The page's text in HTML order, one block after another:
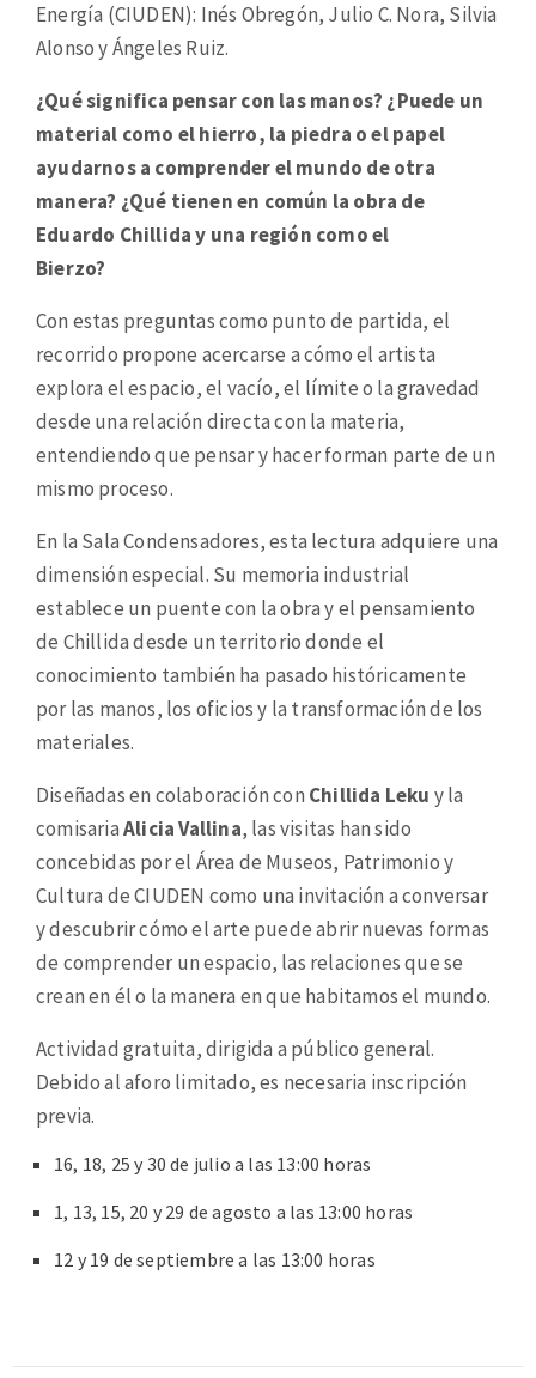
Energía (CIUDEN): Inés Obregón, Julio C. Nora, Silvia
Alonso y Ángeles Ruiz.
¿Qué significa pensar con las manos? ¿Puede un
material como el hierro, la piedra o el papel
ayudarnos a comprender el mundo de otra
manera? ¿Qué tienen en común la obra de
Eduardo Chillida y una región como el
Bierzo?
Con estas preguntas como punto de partida, el
recorrido propone acercarse a cómo el artista
explora el espacio, el vacío, el límite o la gravedad
desde una relación directa con la materia,
entendiendo que pensar y hacer forman parte de un
mismo proceso.
En la Sala Condensadores, esta lectura adquiere una
dimensión especial. Su memoria industrial
establece un puente con la obra y el pensamiento
de Chillida desde un territorio donde el
conocimiento también ha pasado históricamente
por las manos, los oficios y la transformación de los
materiales.
Diseñadas en colaboración con Chillida Leku y la
comisariaAlicia Vallina, las visitas han sido
concebidas por el Área de Museos, Patrimonio y
Cultura de CIUDEN como una invitación a conversar
y descubrir cómo el arte puede abrir nuevas formas
de comprender un espacio, las relaciones que se
crean en él o la manera en que habitamos el mundo.
Actividad gratuita, dirigida a público general.
Debido al aforo limitado, es necesaria inscripción
previa.
16, 18, 25 y 30 de julio a las 13:00 horas
1, 13, 15, 20 y 29 de agosto a las 13:00 horas
12 y 19 de septiembre a las 13:00 horas